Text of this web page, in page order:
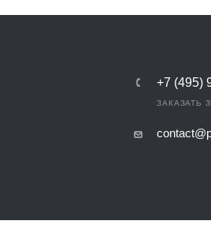
+7 (495)
ЗАКАЗАТЬ